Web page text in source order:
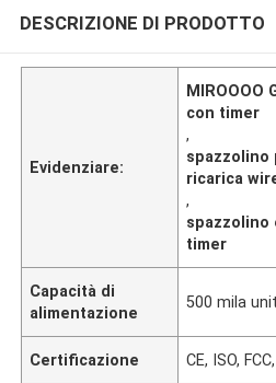
DESCRIZIONE DI PRODOTTO
Evidenziare:
MIROOOO
con timer
,
spazzolino
ricarica
,
spazzolino
timer
Capacità di
alimentazione
500 mila
Certificazione CE, ISO,